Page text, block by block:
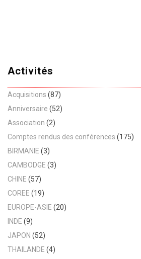
Activités
Acquisitions (87)
Anniversaire (52)
Association (2)
Comptes rendus des conférences (175)
BIRMANIE (3)
CAMBODGE (3)
CHINE (57)
COREE (19)
EUROPE-ASIE (20)
INDE (9)
JAPON (52)
THAILANDE (4)